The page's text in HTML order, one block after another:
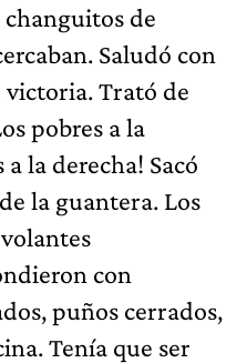
de
Saludó con
victoria. Trató de
pobres a la
la derecha! Sacó
la guantera. Los
con
puños cerrados,
Tenía que ser